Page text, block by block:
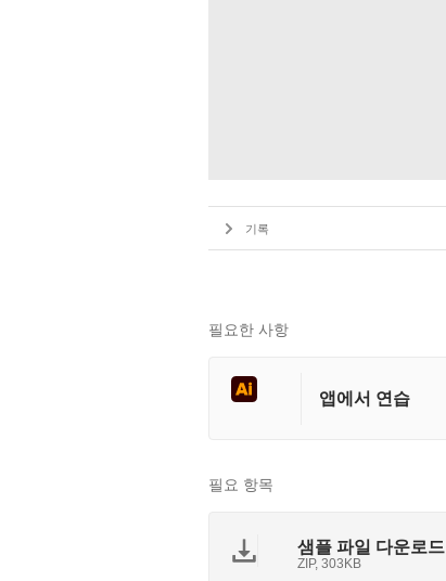
기록
필요한 사항
앱에서 연습
필요 항목
샘플 파일 다운로드
ZIP, 303KB